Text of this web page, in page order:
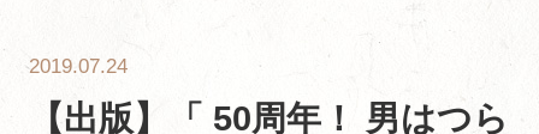
2019.07.24
【出版】「 50周年！ 男はつら